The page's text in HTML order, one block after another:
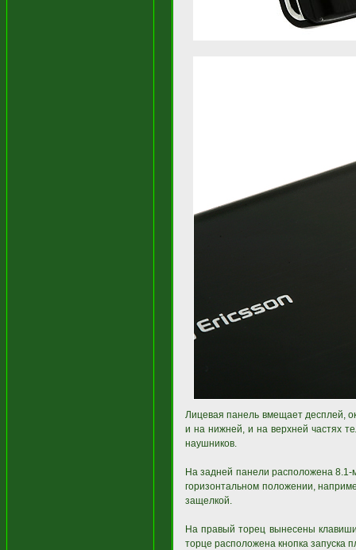
Лицевая панель вмещает десплей,
и на нижней, и на верхней частях
наушников.
На задней панели расположена 8.1-
горизонтальном положении,
защелкой.
На правый торец вынесены
торце расположена кнопка запуска